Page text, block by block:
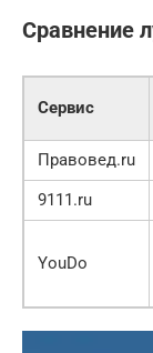
Сравнение
Сервис
Правовед.ru
9111.ru
YouDo